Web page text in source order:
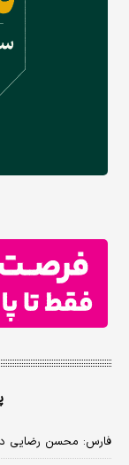
فارس: محسن رضایی